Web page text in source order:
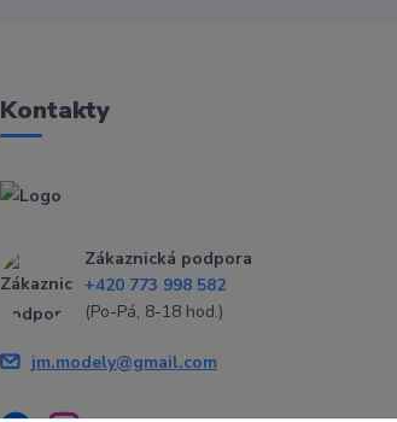
Kontakty
Zákaznická podpora
+420 773 998 582
(Po-Pá, 8-18 hod.)
jm.modely@gmail.com